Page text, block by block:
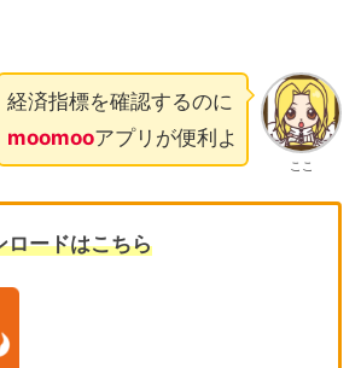
ここ
経済指標を確認するのに
moomooアプリが便利よ
ロードはこちら